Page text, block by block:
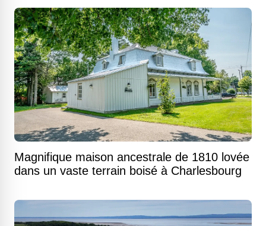
Magnifique maison ancestrale de 1810 lovée
dans un vaste terrain boisé à Charlesbourg